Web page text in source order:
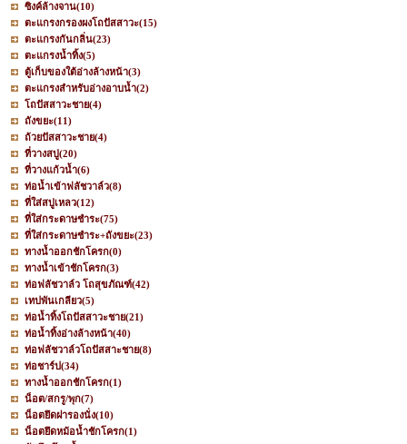
ซิงค์ล้างจาน(10)
ตะแกรงกรองผงโถปัสสาวะ(15)
ตะแกรงกันกลิ่น(23)
ตะแกรงน้ำทิ้ง(5)
ตู้เก็บของใต้อ่างล้างหน้า(3)
ตะแกรงสำหรับอ่างอาบน้ำ(2)
โถปัสสาวะชาย(4)
ถังขยะ(11)
ถ้วยปัสสาวะชาย(4)
ที่วางสบู่(20)
ที่วางแก้วน้ำ(6)
ท่อน้ำเข้าฟลัชวาล์ว(8)
ที่ใส่สบู่เหลว(12)
ที่ใส่กระดาษชำระ(75)
ที่ใส่กระดาษชำระ+ถังขยะ(23)
ทางน้ำออกชักโครก(0)
ทางน้ำเข้าชักโครก(3)
ท่อฟลัชวาล์ว โถสุขภัณฑ์(42)
เทปพันเกลียว(5)
ท่อน้ำทิ้งโถปัสสาวะชาย(21)
ท่อน้ำทิ้งอ่างล้างหน้า(40)
ท่อฟลัชวาล์วโถปัสสาะชาย(8)
ท่อชาร์ป(34)
ทางน้ำออกชักโครก(1)
น็อต/สกรู/พุก(7)
น็อตยึดฝารองนั่ง(10)
น็อตยึดหม้อน้ำชักโครก(1)